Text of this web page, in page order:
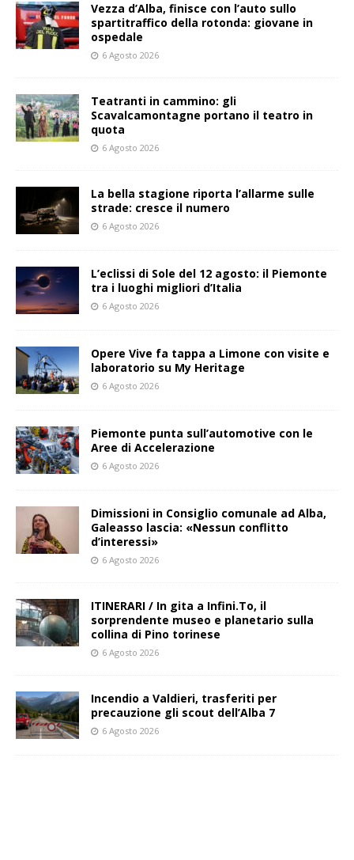
Vezza d’Alba, finisce con l’auto sullo
spartitraffico della rotonda: giovane in
ospedale
6 Agosto 2026
Teatranti in cammino: gli
Scavalcamontagne portano il teatro in
quota
6 Agosto 2026
La bella stagione riporta l’allarme sulle
strade: cresce il numero
6 Agosto 2026
L’eclissi di Sole del 12 agosto: il Piemonte
tra i luoghi migliori d’Italia
6 Agosto 2026
Opere Vive fa tappa a Limone con visite e
laboratorio su My Heritage
6 Agosto 2026
Piemonte punta sull’automotive con le
Aree di Accelerazione
6 Agosto 2026
Dimissioni in Consiglio comunale ad Alba,
Galeasso lascia: «Nessun conflitto
d’interessi»
6 Agosto 2026
ITINERARI / In gita a Infini.To, il
sorprendente museo e planetario sulla
collina di Pino torinese
6 Agosto 2026
Incendio a Valdieri, trasferiti per
precauzione gli scout dell’Alba 7
6 Agosto 2026